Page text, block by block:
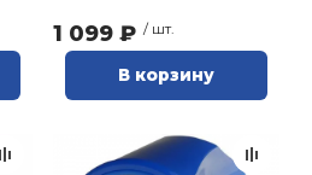
1 099 ₽ / шт.
В корзину